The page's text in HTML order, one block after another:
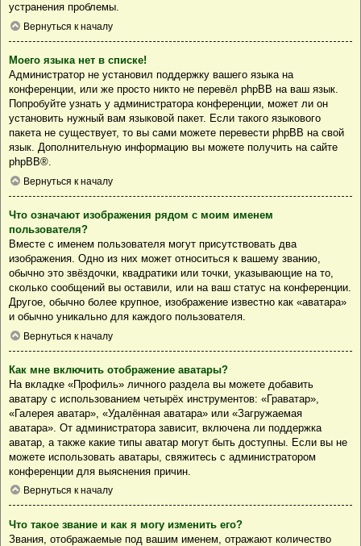
устранения проблемы.
Вернуться к началу
Моего языка нет в списке!
Администратор не установил поддержку вашего языка на
конференции, или же просто никто не перевёл phpBB на ваш язык.
Попробуйте узнать у администратора конференции, может ли он
установить нужный вам языковой пакет. Если такого языкового
пакета не существует, то вы сами можете перевести phpBB на свой
язык. Дополнительную информацию вы можете получить на сайте
phpBB®.
Вернуться к началу
Что означают изображения рядом с моим именем
пользователя?
Вместе с именем пользователя могут присутствовать два
изображения. Одно из них может относиться к вашему званию,
обычно это звёздочки, квадратики или точки, указывающие на то,
сколько сообщений вы оставили, или на ваш статус на конференции.
Другое, обычно более крупное, изображение известно как «аватара»
и обычно уникально для каждого пользователя.
Вернуться к началу
Как мне включить отображение аватары?
На вкладке «Профиль» личного раздела вы можете добавить
аватару с использованием четырёх инструментов: «Граватар»,
«Галерея аватар», «Удалённая аватара» или «Загружаемая
аватара». От администратора зависит, включена ли поддержка
аватар, а также какие типы аватар могут быть доступны. Если вы не
можете использовать аватары, свяжитесь с администратором
конференции для выяснения причин.
Вернуться к началу
Что такое звание и как я могу изменить его?
Звания, отображаемые под вашим именем, отражают количество